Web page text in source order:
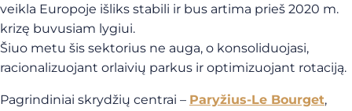
veikla Europoje išliks stabili ir bus artima prieš 2020 m.
krizę buvusiam lygiui.
Šiuo metu šis sektorius ne auga, o konsoliduojasi,
racionalizuojant orlaivių parkus ir optimizuojant rotaciją.
Pagrindiniai skrydžių centrai – Paryžius-Le Bourget,